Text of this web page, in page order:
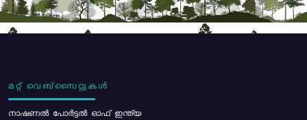
മറ്റ് വെബ്സൈറ്റുകൾ
നാഷണൽ പോർട്ടൽ ഓഫ് ഇന്ത്യ